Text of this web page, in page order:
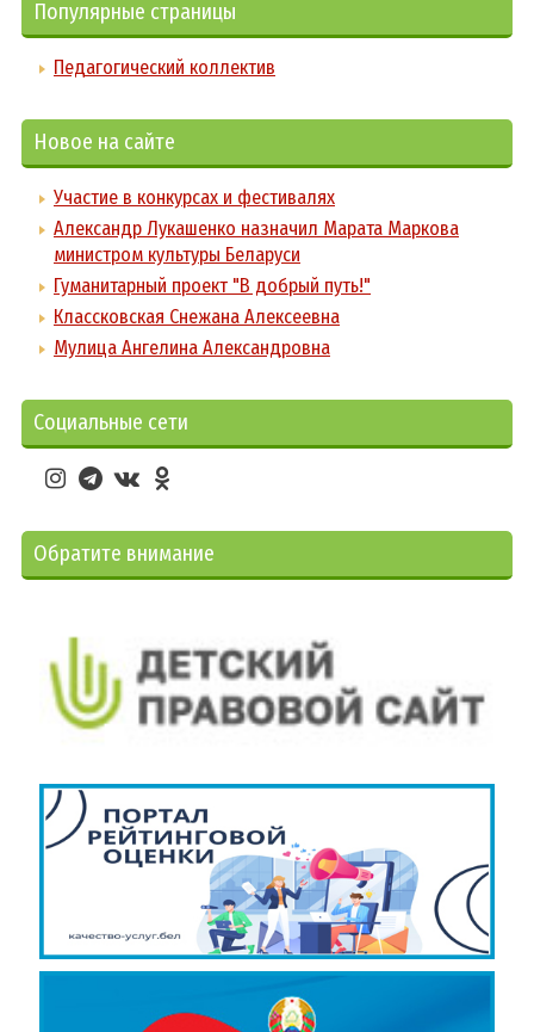
Популярные страницы
Педагогический коллектив
Новое на сайте
Участие в конкурсах и фестивалях
Александр Лукашенко назначил Марата Маркова
министром культуры Беларуси
Гуманитарный проект "В добрый путь!"
Классковская Снежана Алексеевна
Мулица Ангелина Александровна
Социальные сети
Обратите внимание